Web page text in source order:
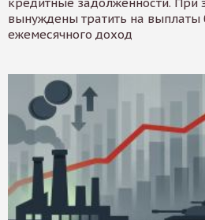
вынуждены тратить на выплаты
ежемесячного доход